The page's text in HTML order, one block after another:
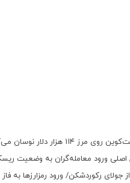
هزار دلار نوسان می‌کند
اصلی ورود معامله‌گران به وضعیت
رکوردشکن/ ورود رمزارزها به فاز